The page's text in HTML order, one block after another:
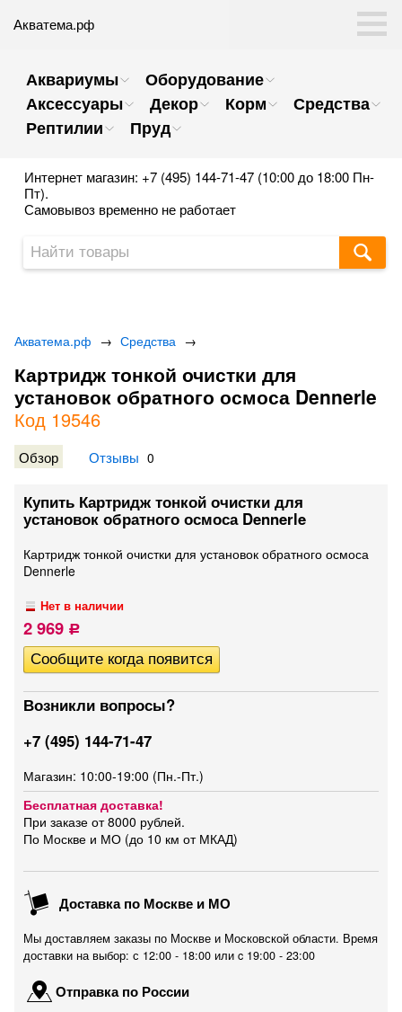
Акватема.рф
Аквариумы
Оборудование
Аксессуары
Декор Корм
Средства
Рептилии
Пруд
Интернет магазин: +7 (495) 144-71-47 (10:00 до 18:00 Пн-
Пт).
Самовывоз временно не работает
Акватема.рф → Средства →
Картридж тонкой очистки для
установок обратного осмоса Dennerle
Код 19546
Обзор Отзывы 0
Купить Картридж тонкой очистки для
установок обратного осмоса Dennerle
Картридж тонкой очистки для установок обратного осмоса
Dennerle
Нет в наличии
2 969 Р
Возникли вопросы?
+7 (495) 144-71-47
Магазин: 10:00-19:00 (Пн.-Пт.)
Бесплатная доставка!
При заказе от 8000 рублей.
По Москве и МО (до 10 км от МКАД)
Доставка по Москве и МО
Мы доставляем заказы по Москве и Московской области. Время
доставки на выбор: с 12:00 - 18:00 или c 19:00 - 23:00
Отправка по России